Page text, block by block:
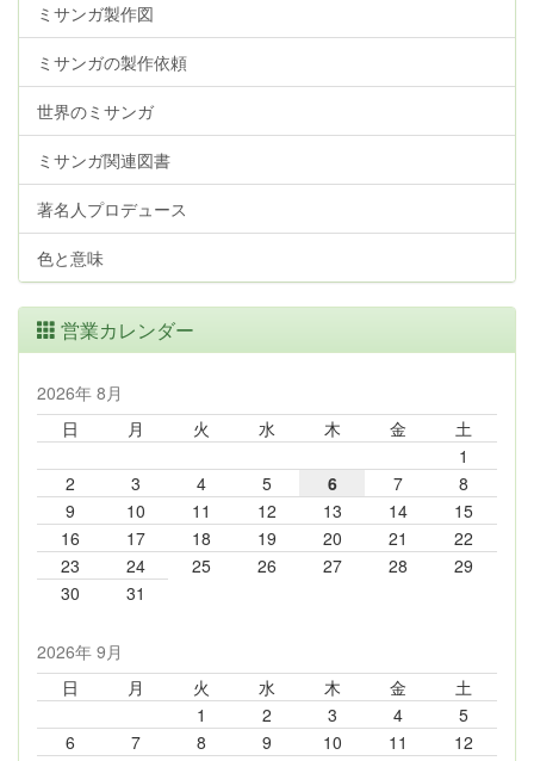
ミサンガ製作図
ミサンガの製作依頼
世界のミサンガ
ミサンガ関連図書
著名人プロデュース
色と意味
営業カレンダー
2026年 8月
日
月 火 水 木 金
土
1
2
3 4 5 6 7
8
9
10 11 12 13 14
15
16
17 18 19 20 21
22
23
24 25 26 27 28
29
30
31
2026年 9月
日
月 火 水 木 金
土
1
2 3 4
5
6
7 8 9 10 11
12